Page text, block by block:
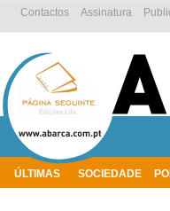
ÚLTIMAS SOCIEDADE
Assinatura
Contactos